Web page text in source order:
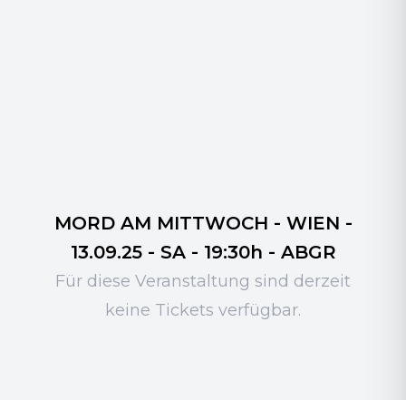
MORD AM MITTWOCH - WIEN -
13.09.25 - SA - 19:30h - ABGR
Für diese Veranstaltung sind derzeit
keine Tickets verfügbar.